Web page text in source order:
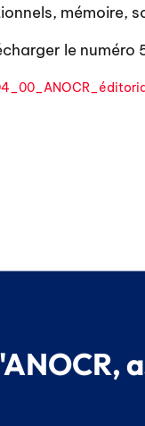
mémoire,
le numéro